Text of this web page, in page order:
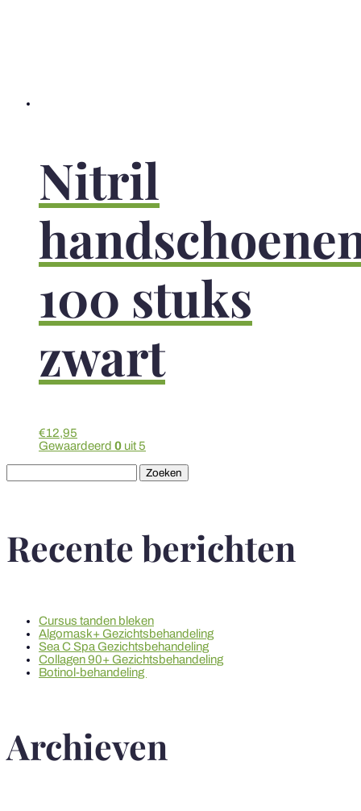
Nitril
100 stuks
zwart
€12,95
Gewaardeerd 0 uit 5
naar:
Recente berichten
Cursus tanden bleken
Algomask+ Gezichtsbehandeling
Sea C Spa Gezichtsbehandeling
Collagen 90+ Gezichtsbehandeling
Botinol-behandeling
Archieven